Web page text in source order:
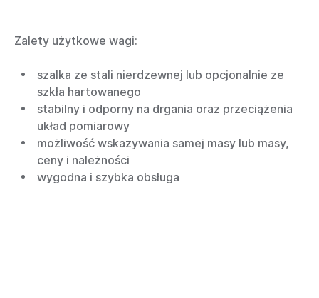
Zalety użytkowe wagi:
szalka ze stali nierdzewnej lub opcjonalnie ze
szkła hartowanego
stabilny i odporny na drgania oraz przeciążenia
układ pomiarowy
możliwość wskazywania samej masy lub masy,
ceny i należności
wygodna i szybka obsługa